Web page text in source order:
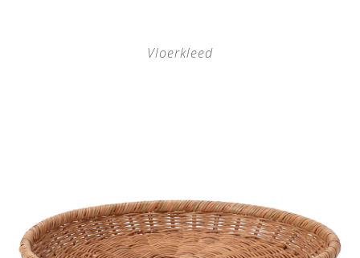
Vloerkleed